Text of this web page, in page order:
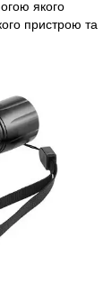
якого
пристрою та